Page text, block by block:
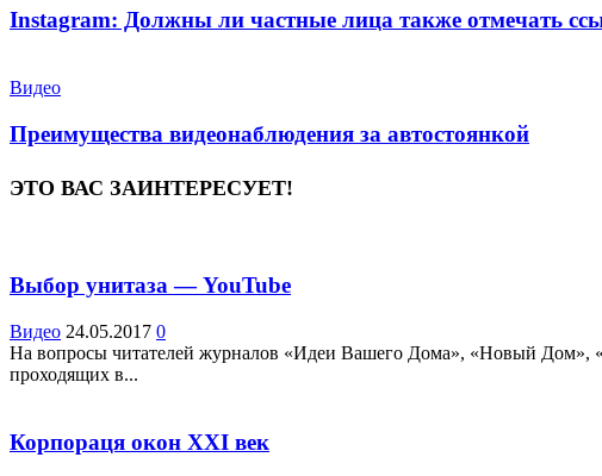
Instagram: Должны ли частные лица также отмечать
Видео
Преимущества видеонаблюдения за автостоянкой
ЭТО ВАС ЗАИНТЕРЕСУЕТ!
Выбор унитаза — YouTube
Видео 24.05.2017 0
На вопросы читателей журналов «Идеи Вашего Дома», «Новый Дом»,
проходящих в...
Корпораця окон ХХI век